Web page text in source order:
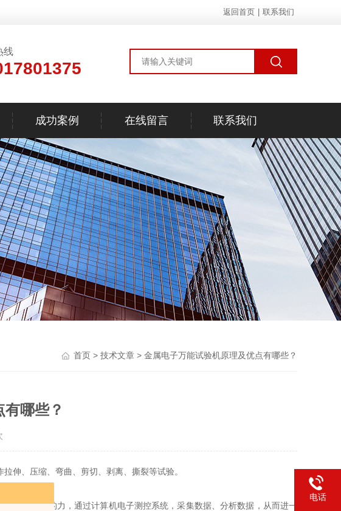
返回首页 联系我们
线
成功案例 在线留言 联系我们
首页 > 技术文章 > 金属电子万能试验机原理及优点有哪些？
哪些？
伸、压缩、弯曲、剪切、剥离、撕裂等试验。
施加一定的力，通过计算机电子测控系统，采集数据、分析数据，从而进一
电话